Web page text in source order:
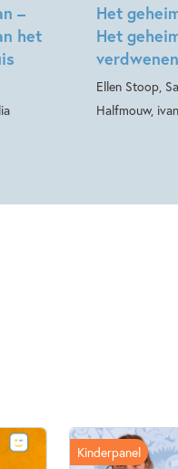
–
het
Het
Het
Ellen Stoop,
Halfmouw,
Kinderpanel